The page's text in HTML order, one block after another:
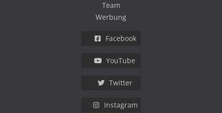
Team
Werbung
Facebook
YouTube
Twitter
Instagram